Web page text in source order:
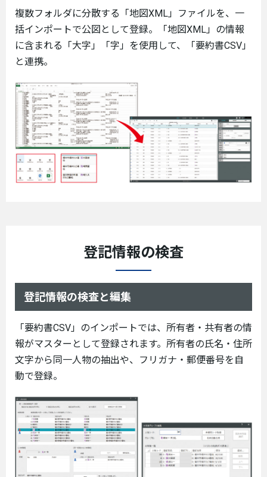
複数フォルダに分散する「地図XML」ファイルを、一
括インポートで公図として登録。「地図XML」の情報
に含まれる「大字」「字」を使用して、「要約書CSV」
と連携。
登記情報の検査
登記情報の検査と編集
「要約書CSV」のインポートでは、所有者・共有者の情
報がマスターとして登録されます。所有者の氏名・住所
文字から同一人物の抽出や、フリガナ・郵便番号を自
動で登録。